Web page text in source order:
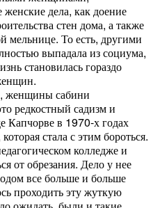
дела, как доение
стен дома, а также
мельнице. То есть, другими
выпадала из социума,
становилась гораздо
женщины сабини
редкостный садизм и
Капчорве в 1970-х годах
стала с этим бороться.
колледже и
от обрезания. Дело у нее
все больше и больше
проходить эту жуткую